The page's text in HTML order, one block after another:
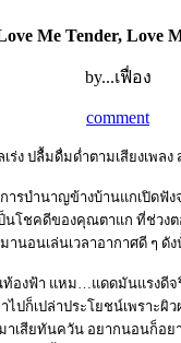
Me Tender, Love
by...เฟื่อง
comment
ปลื้มดื่มด่ำตามเสียงเพล
ารบำนาญข้างบ้านแกเปิด
นโชคดีของคุณตาแก ที่ช่วง
นอนเล่นเวลาอากาศดี ๆ
องฟ้า แหม…แดดมันแรงดี
ก็เปล่าประโยชน์เพราะผิ
เสียทันควัน อยากนอนก็อ